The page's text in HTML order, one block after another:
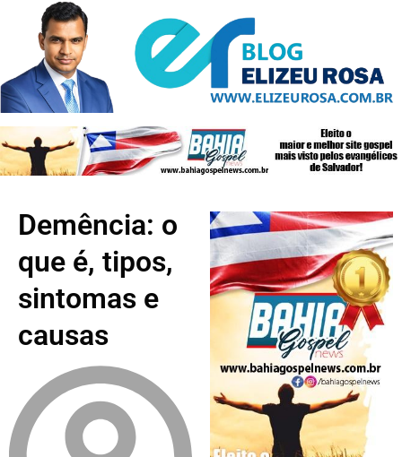
Demência: o
que é, tipos,
sintomas e
causas